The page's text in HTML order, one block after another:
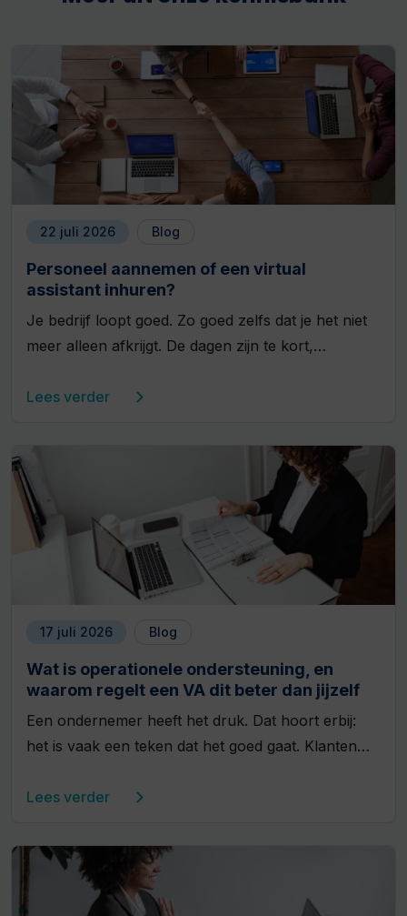
22 juli 2026 Blog
Personeel aannemen of een virtual
assistant inhuren?
Je bedrijf loopt goed. Zo goed zelfs dat je het niet
meer alleen afkrijgt. De dagen zijn te kort,…
Lees verder
17 juli 2026 Blog
Wat is operationele ondersteuning, en
waarom regelt een VA dit beter dan jijzelf
Een ondernemer heeft het druk. Dat hoort erbij:
het is vaak een teken dat het goed gaat. Klanten…
Lees verder